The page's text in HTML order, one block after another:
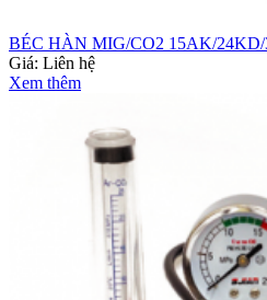
BÉC HÀN MIG/CO2 15AK/24KD/
Giá: Liên hệ
Xem thêm